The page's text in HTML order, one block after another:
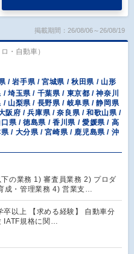
掲載期間：26/08/06～26/08/19
・自動車）
/ 岩手県 / 宮城県 / 秋田県 / 山形
埼玉県 / 千葉県 / 東京都 / 神奈川
山梨県 / 長野県 / 岐阜県 / 静岡県
阪府 / 兵庫県 / 奈良県 / 和歌山県 /
県 / 徳島県 / 香川県 / 愛媛県 / 高
/ 大分県 / 宮崎県 / 鹿児島県 / 沖
の業務 1) 審査員業務 2) プロダ
成・管理業務 4) 営業支…
卒以上 【求める経験】 自動車分
IATF規格に関…